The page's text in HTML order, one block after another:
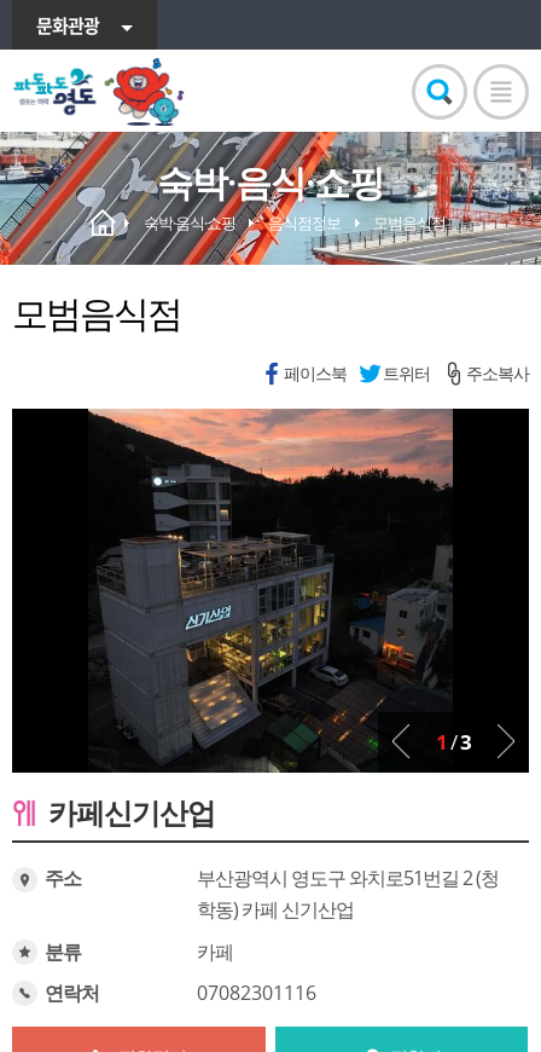
문화관광
숙박·음식·쇼핑
숙박·음식·쇼핑 음식점정보 모범음식점
모범음식점
페이스북 트위터 주소복사
1 /3
카페신기산업
주소
부산광역시 영도구 와치로51번길 2 (청
학동) 카페 신기산업
분류
카페
연락처
07082301116